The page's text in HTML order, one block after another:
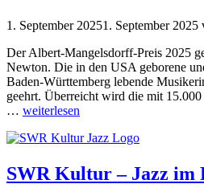
1. September 20251. September 2025
Der Albert-Mangelsdorff-Preis 2025
Newton. Die in den USA geborene
Baden-Württemberg lebende
geehrt. Überreicht wird die mit
… weiterlesen
SWR Kultur – Jazz im